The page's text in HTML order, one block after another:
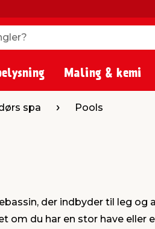
Maling & kemi
spa Pools
der indbyder til leg
om du har en stor have eller